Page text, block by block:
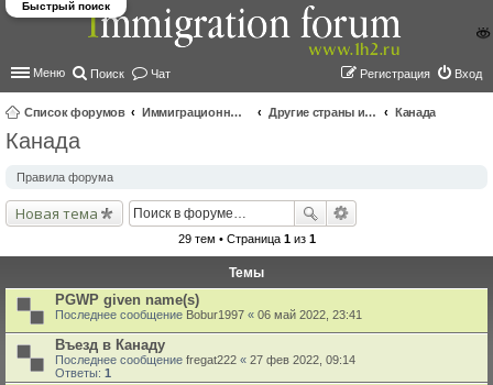
Меню Поиск Чат Вход
Регистрация
Список форумов Иммиграционные форумы | Immigration forums Другие страны и вопросы Шенгена
Канада
Быстрый поиск
Канада
Правила форума
Новая тема
29 тем • Страница 1из 1
Темы
PGWP given name(s)
Последнее сообщение Bobur1997 « 06 май 2022, 23:41
Въезд в Канаду
Последнее сообщение fregat222 « 27 фев 2022, 09:14
Ответы: 1